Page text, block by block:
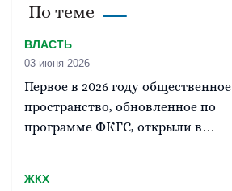
По теме
ВЛАСТЬ
03 июня 2026
Первое в 2026 году общественное
пространство, обновленное по
программе ФКГС, открыли в
ЖКХ